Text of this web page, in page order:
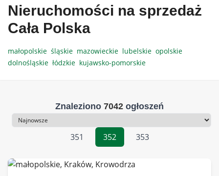
Nieruchomości na sprzedaż
Cała Polska
małopolskie śląskie mazowieckie lubelskie opolskie
dolnośląskie łódzkie kujawsko-pomorskie
Znaleziono 7042 ogłoszeń
Sortowanie
351
352 353